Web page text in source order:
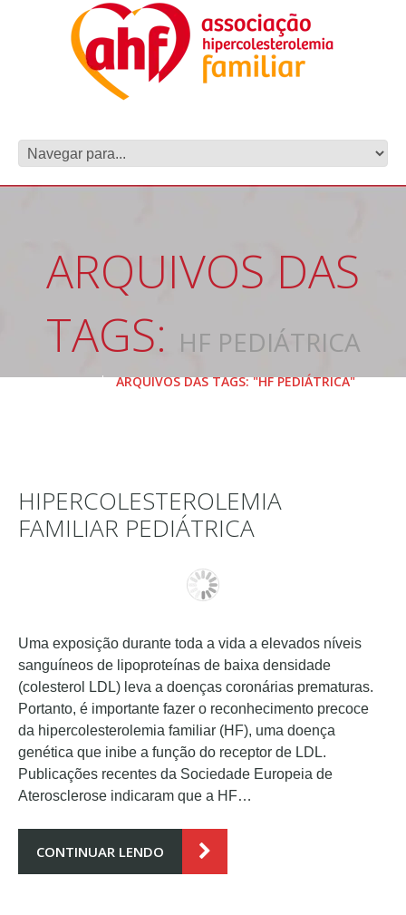
ARQUIVOS DAS
TAGS: HF PEDIÁTRICA
HOME ARQUIVOS DAS TAGS: "HF PEDIÁTRICA"
HIPERCOLESTEROLEMIA
FAMILIAR PEDIÁTRICA
Uma exposição durante toda a vida a elevados níveis
sanguíneos de lipoproteínas de baixa densidade
(colesterol LDL) leva a doenças coronárias prematuras.
Portanto, é importante fazer o reconhecimento precoce
da hipercolesterolemia familiar (HF), uma doença
genética que inibe a função do receptor de LDL.
Publicações recentes da Sociedade Europeia de
Aterosclerose indicaram que a HF…
CONTINUAR LENDO